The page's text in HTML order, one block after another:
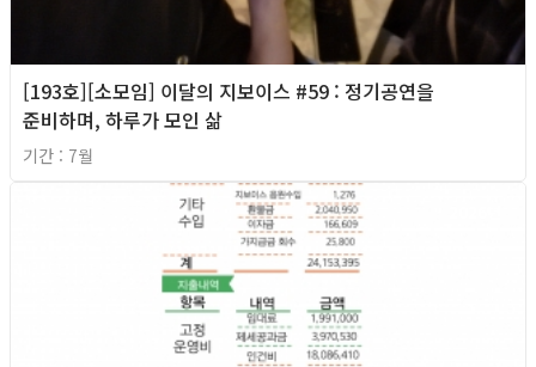
[193호][소모임] 이달의 지보이스 #59 : 정기공연을
준비하며, 하루가 모인 삶
기간 : 7월